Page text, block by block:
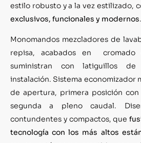
estilo robusto y a la vez estilizado,
exclusivos, funcionales y modernos.
Monomandos mezcladores de
repisa, acabados en
suministran con latiguillos
instalación. Sistema economizador
de apertura, primera posición
segunda a pleno caudal.
contundentes y compactos, que
tecnología con los más altos